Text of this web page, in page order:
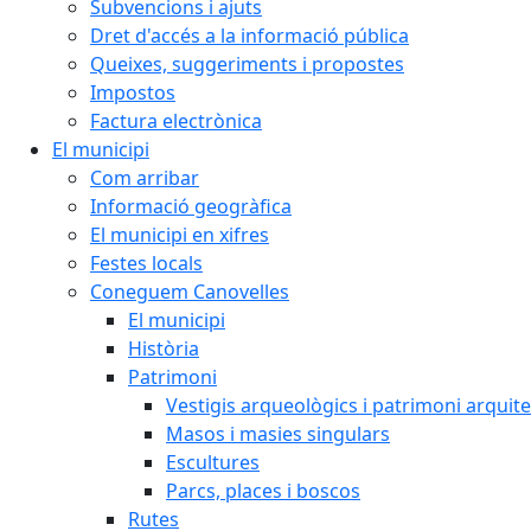
Subvencions i ajuts
Dret d'accés a la informació pública
Queixes, suggeriments i propostes
Impostos
Factura electrònica
El municipi
Com arribar
Informació geogràfica
El municipi en xifres
Festes locals
Coneguem Canovelles
El municipi
Història
Patrimoni
Vestigis arqueològics i patrimoni
Masos i masies singulars
Escultures
Parcs, places i boscos
Rutes